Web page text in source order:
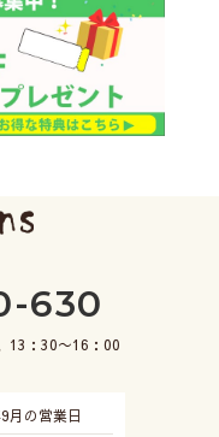
630
13：30〜16：00
月の営業日